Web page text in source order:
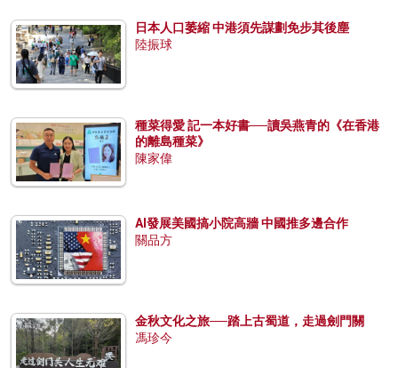
日本人口萎縮 中港須先謀劃免步其後塵
陸振球
種菜得愛 記一本好書──讀吳燕青的《在香港
的離島種菜》
陳家偉
AI發展美國搞小院高牆 中國推多邊合作
關品方
金秋文化之旅──踏上古蜀道，走過劍門關
馮珍今